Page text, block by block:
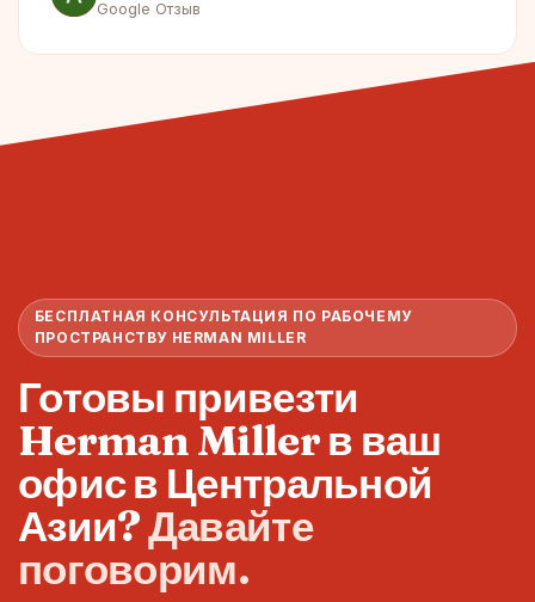
Google Отзыв
БЕСПЛАТНАЯ КОНСУЛЬТАЦИЯ ПО РАБОЧЕМУ
ПРОСТРАНСТВУ HERMAN MILLER
Готовы привезти
Herman Miller в ваш
офис в Центральной
Азии?Давайте
поговорим.